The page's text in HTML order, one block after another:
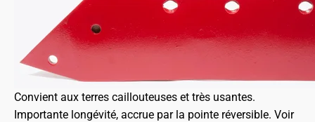
Convient aux terres caillouteuses et très usantes.
Importante longévité, accrue par la pointe réversible. Voir